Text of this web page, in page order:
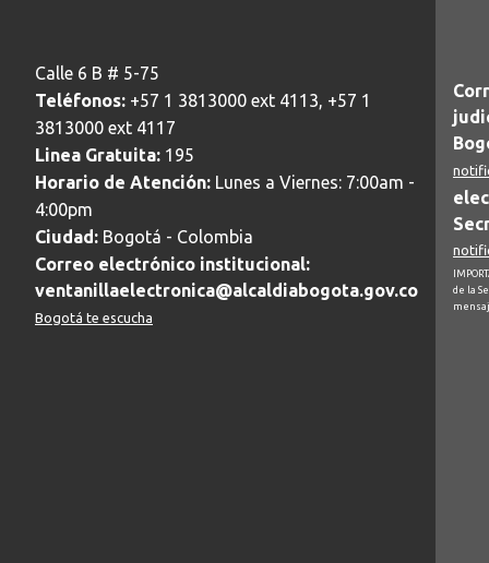
Calle 6 B # 5-75
Teléfonos: +57 1 3813000 ext 4113, +57 1
3813000 ext 4117
Linea Gratuita: 195
Horario de Atención: Lunes a Viernes: 7:00am -
4:00pm
Ciudad: Bogotá - Colombia
Correo electrónico institucional:
ventanillaelectronica@alcaldiabogota.gov.co
Bogotá te escucha
de la